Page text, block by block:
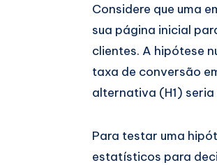
Considere que uma
sua página inicial
clientes. A hipótese
taxa de conversão
alternativa (H1)
Para testar uma
estatísticos para